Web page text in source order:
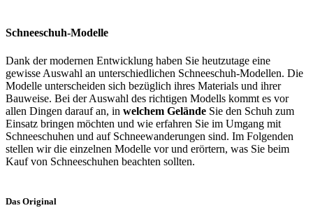
Schneeschuh-Modelle
Dank der modernen Entwicklung haben Sie heutzutage eine
gewisse Auswahl an unterschiedlichen Schneeschuh-Modellen. Die
Modelle unterscheiden sich bezüglich ihres Materials und ihrer
Bauweise. Bei der Auswahl des richtigen Modells kommt es vor
allen Dingen darauf an, in welchem Gelände Sie den Schuh zum
Einsatz bringen möchten und wie erfahren Sie im Umgang mit
Schneeschuhen und auf Schneewanderungen sind. Im Folgenden
stellen wir die einzelnen Modelle vor und erörtern, was Sie beim
Kauf von Schneeschuhen beachten sollten.
Das Original